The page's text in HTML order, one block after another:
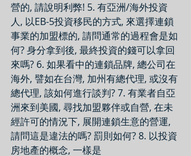
營的, 請說明利弊! 5. 有亞洲/海外投資
人, 以EB-5投資移民的方式, 來選擇連鎖
事業的加盟標的, 請問通常的過程會是如
何? 身分拿到後, 最終投資的錢可以拿回
來嗎? 6. 如果看中的連鎖品牌, 總公司在
海外, 譬如在台灣, 加州有總代理, 或沒有
總代理, 該如何進行談判? 7. 有業者自亞
洲來到美國, 尋找加盟夥伴或自營, 在未
經許可的情況下, 展開連鎖生意的營運,
請問這是違法的嗎? 罰則如何? 8. 以投資
房地產的概念, 一樣是